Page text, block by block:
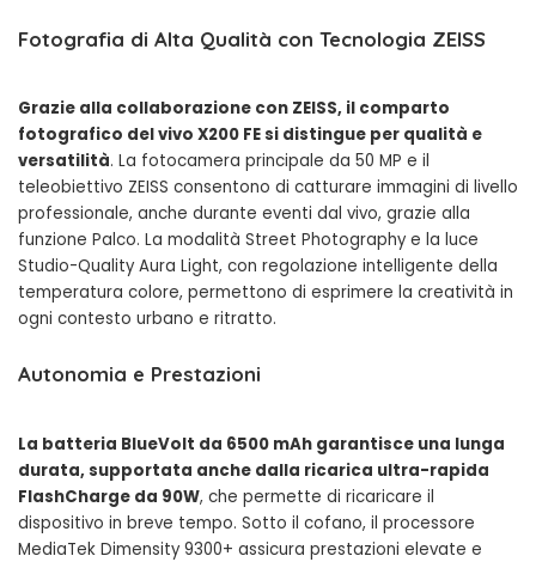
Fotografia di Alta Qualità con Tecnologia ZEISS
Grazie alla collaborazione con ZEISS, il comparto
fotografico del vivo X200 FE si distingue per qualità e
versatilità. La fotocamera principale da 50 MP e il
teleobiettivo ZEISS consentono di catturare immagini di livello
professionale, anche durante eventi dal vivo, grazie alla
funzione Palco. La modalità Street Photography e la luce
Studio-Quality Aura Light, con regolazione intelligente della
temperatura colore, permettono di esprimere la creatività in
ogni contesto urbano e ritratto.
Autonomia e Prestazioni
La batteria BlueVolt da 6500 mAh garantisce una lunga
durata, supportata anche dalla ricarica ultra-rapida
FlashCharge da 90W, che permette di ricaricare il
dispositivo in breve tempo. Sotto il cofano, il processore
MediaTek Dimensity 9300+ assicura prestazioni elevate e